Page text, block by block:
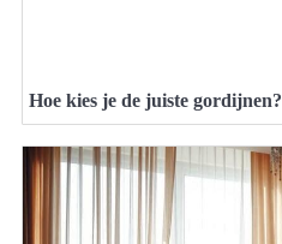
Hoe kies je de juiste gordijnen?